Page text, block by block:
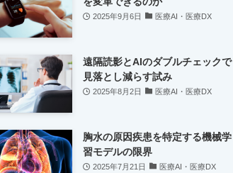
2025年9月6日 医療AI・医療DX
遠隔読影とAIのダブルチェックで
見落とし減らす試み
2025年8月2日 医療AI・医療DX
胸水の原因疾患を特定する機械学
習モデルの限界
2025年7月21日 医療AI・医療DX